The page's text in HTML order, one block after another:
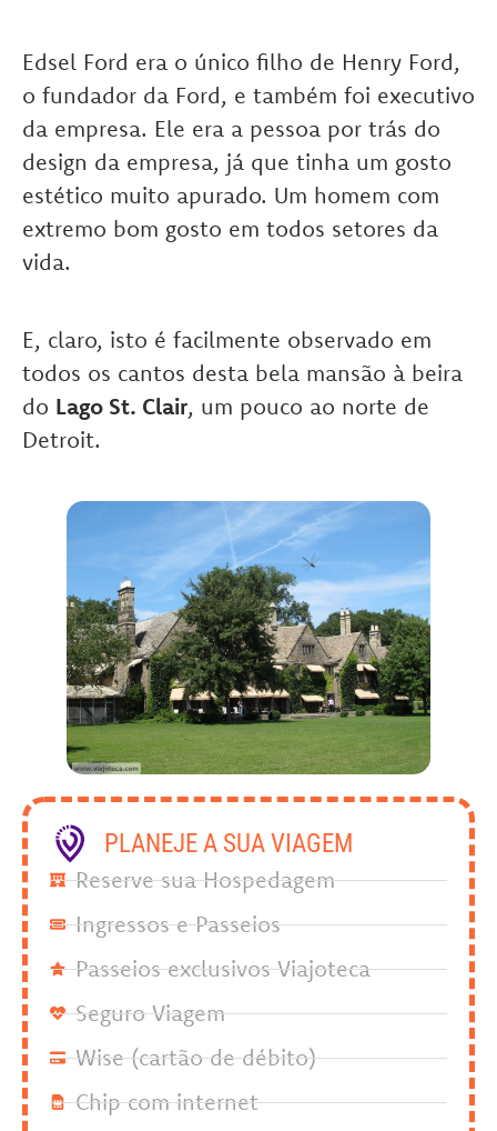
Edsel Ford era o único filho de Henry Ford,
o fundador da Ford, e também foi executivo
da empresa. Ele era a pessoa por trás do
design da empresa, já que tinha um gosto
estético muito apurado. Um homem com
extremo bom gosto em todos setores da
vida.
E, claro, isto é facilmente observado em
todos os cantos desta bela mansão à beira
do Lago St. Clair, um pouco ao norte de
Detroit.
PLANEJE A SUA VIAGEM
Reserve sua Hospedagem
Ingressos e Passeios
Passeios exclusivos Viajoteca
Seguro Viagem
Wise (cartão de débito)
Chip com internet